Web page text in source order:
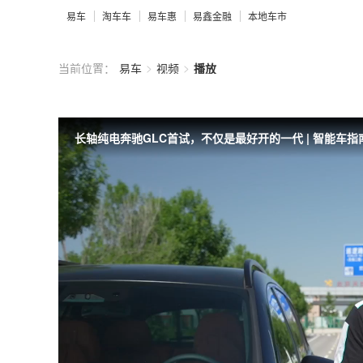
易车 淘车车 易车惠 易鑫金融 本地车市
当前位置： 易车 > 视频 > 播放
长轴纯电奔驰GLC首试，不仅是最好开的一代 | 智能车指